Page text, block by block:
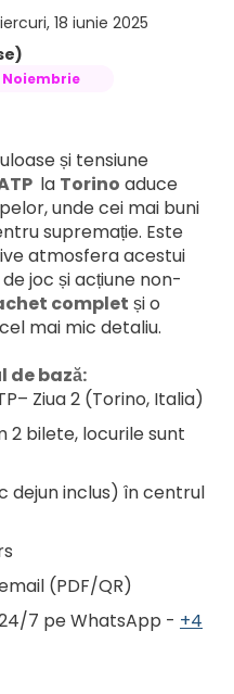
18 iunie 2025
Noiembrie
și tensiune
la Torino aduce
unde cei mai buni
supremație. Este
atmosfera acestui
joc și acțiune non-
complet și o
mai mic detaliu.
de bază:
Ziua 2 (Torino, Italia)
2 bilete, locurile sunt
dejun inclus) în centrul
(PDF/QR)
7 pe WhatsApp - +4